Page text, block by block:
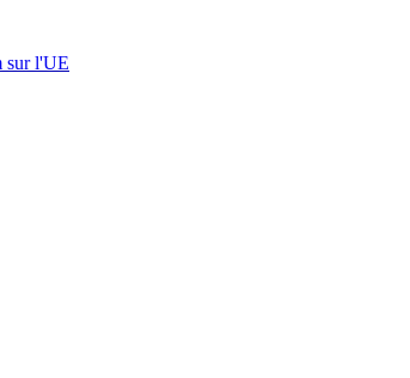
sur l'UE